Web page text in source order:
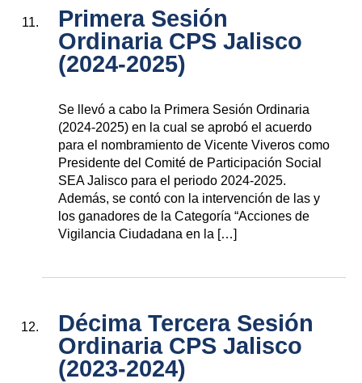
Primera Sesión
Ordinaria CPS Jalisco
(2024-2025)
Se llevó a cabo la Primera Sesión Ordinaria
(2024-2025) en la cual se aprobó el acuerdo
para el nombramiento de Vicente Viveros como
Presidente del Comité de Participación Social
SEA Jalisco para el periodo 2024-2025.
Además, se contó con la intervención de las y
los ganadores de la Categoría “Acciones de
Vigilancia Ciudadana en la […]
Décima Tercera Sesión
Ordinaria CPS Jalisco
(2023-2024)